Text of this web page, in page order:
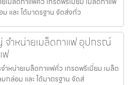
และ ได้มาตรฐาน จัดส่งทั่ว
จำหน่ายเมล็ดกาแฟ อุปกรณ์
ฟ
ำหน่ายเมล็ดกาแฟคั่ว เกรดพรีเมี่ยม เมล็ด
ล่อม และ ได้มาตรฐาน จัดส่